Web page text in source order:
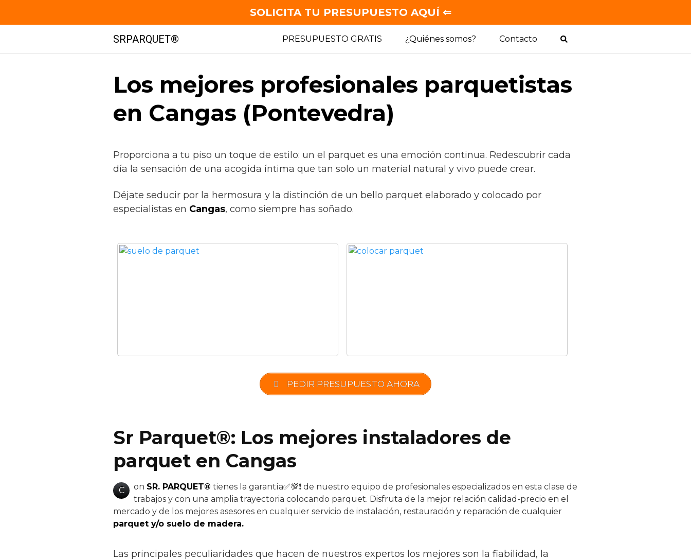
contenido
SRPARQUET® PRESUPUESTO GRATIS ¿Quiénes somos? Contacto
Los mejores profesionales parquetistas
en Cangas (Pontevedra)
Proporciona a tu piso un toque de estilo: un el parquet es una emoción continua. Redescubrir cada
día la sensación de una acogida íntima que tan solo un material natural y vivo puede crear.
Déjate seducir por la hermosura y la distinción de un bello parquet elaborado y colocado por
especialistas en Cangas, como siempre has soñado.
PEDIR PRESUPUESTO AHORA
Sr Parquet®: Los mejores instaladores de
parquet en Cangas
C on SR. PARQUET® tienes la garantía✅💯❗ de nuestro equipo de profesionales especializados en esta clase de
trabajos y con una amplia trayectoria colocando parquet. Disfruta de la mejor relación calidad-precio en el
mercado y de los mejores asesores en cualquier servicio de instalación, restauración y reparación de cualquier
parquet y/o suelo de madera.
Las principales peculiaridades que hacen de nuestros expertos los mejores son la fiabilidad, la
SOLICITA TU PRESUPUESTO AQUÍ ⇐